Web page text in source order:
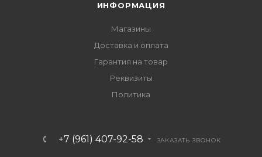
ИНФОРМАЦИЯ
Магазины
Доставка и оплата
Гарантия на товар
Реквизиты
Политика
+7 (961) 407-92-58 ЗАКАЗАТЬ ЗВОНОК